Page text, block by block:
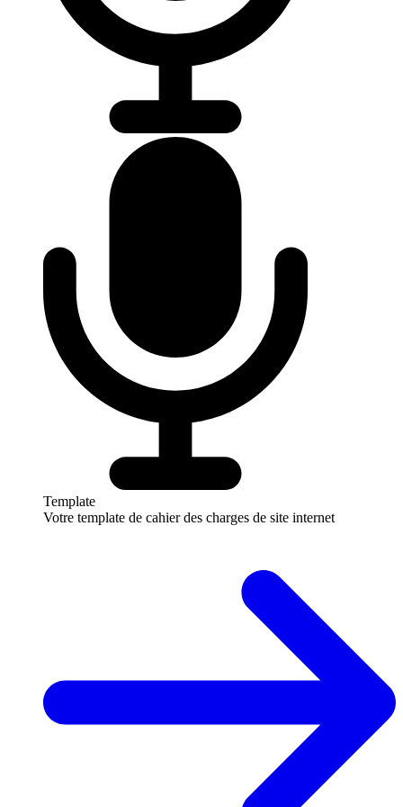
Template
Votre template de cahier des charges de site internet